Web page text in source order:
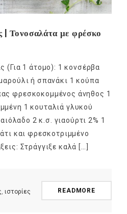
| Τονοσαλάτα με φρέσκο
(Για 1 άτομο): 1 κονσέρβα
ή σπανάκι 1 κούπα
φρεσκοκομμένος άνηθος 1
1 κουταλιά γλυκού
2 κ.σ. γιαούρτι 2% 1
και φρεσκoτριμμένο
Στράγγιξε καλά […]
, ιστορίες
READMORE